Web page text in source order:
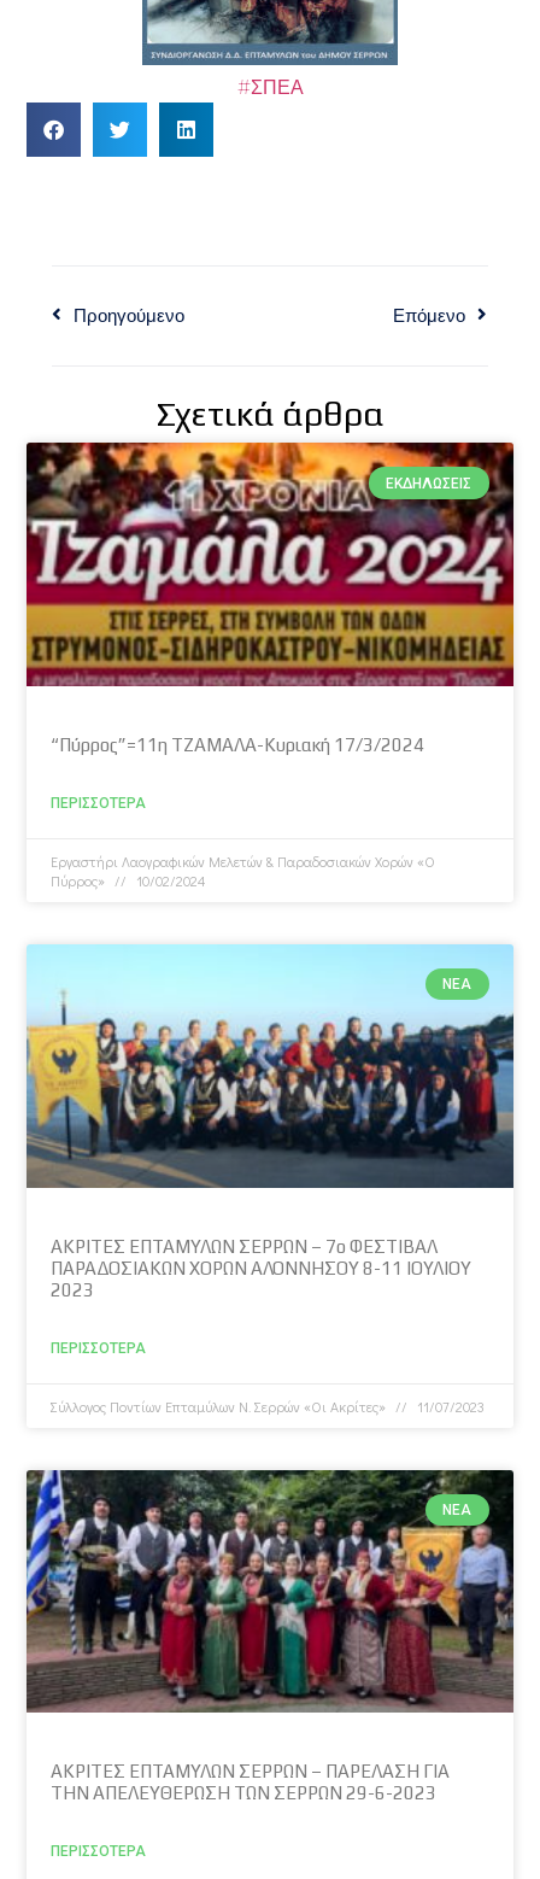
#ΣΠΕΑ
Προηγούμενο Επόμενο
Σχετικά άρθρα
ΕΚΔΗΛΏΣΕΙΣ
“Πύρρος”=11η ΤΖΑΜΑΛΑ-Κυριακή 17/3/2024
ΠΕΡΙΣΣΌΤΕΡΑ
Εργαστήρι Λαογραφικών Μελετών & Παραδοσιακών Χορών «Ο
Πύρρος»
10/02/2024
ΝΈΑ
ΑΚΡΙΤΕΣ ΕΠΤΑΜΥΛΩΝ ΣΕΡΡΩΝ – 7ο ΦΕΣΤΙΒΑΛ
ΠΑΡΑΔΟΣΙΑΚΩΝ ΧΟΡΩΝ ΑΛΟΝΝΗΣΟΥ 8-11 ΙΟΥΛΙΟΥ
2023
ΠΕΡΙΣΣΌΤΕΡΑ
Σύλλογος Ποντίων Επταμύλων N. Σερρών «Οι Ακρίτες» 11/07/2023
ΝΈΑ
ΑΚΡΙΤΕΣ ΕΠΤΑΜΥΛΩΝ ΣΕΡΡΩΝ – ΠΑΡΕΛΑΣΗ ΓΙΑ
ΤΗΝ ΑΠΕΛΕΥΘΕΡΩΣΗ ΤΩΝ ΣΕΡΡΩΝ 29-6-2023
ΠΕΡΙΣΣΌΤΕΡΑ